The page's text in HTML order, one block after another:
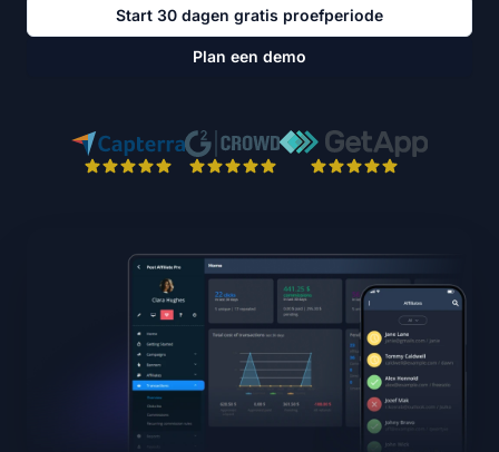
Start 30 dagen gratis proefperiode
Plan een demo